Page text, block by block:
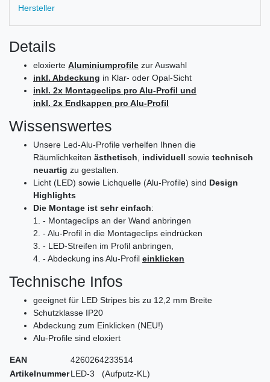
Hersteller
Details
eloxierte Aluminiumprofile zur Auswahl
inkl. Abdeckung in Klar- oder Opal-Sicht
inkl. 2x Montageclips pro Alu-Profil und
inkl. 2x Endkappen pro Alu-Profil
Wissenswertes
Unsere Led-Alu-Profile verhelfen Ihnen die
Räumlichkeiten ästhetisch individuell sowie technisch
neuartig zu gestalten.
Licht (LED) sowie Lichquelle (Alu-Profile) sind Design
Highlights
Die Montage ist sehr einfach:
1. - Montageclips an der Wand anbringen
2. - Alu-Profil in die Montageclips eindrücken
3. - LED-Streifen im Profil anbringen,
4. - Abdeckung ins Alu-Profil einklicken
Technische Infos
geeignet für LED Stripes bis zu 12,2 mm Breite
Schutzklasse IP20
Abdeckung zum Einklicken (NEU!)
Alu-Profile sind eloxiert
EAN
4260264233514
ArtikelnummerLED-3 (Aufputz-KL)